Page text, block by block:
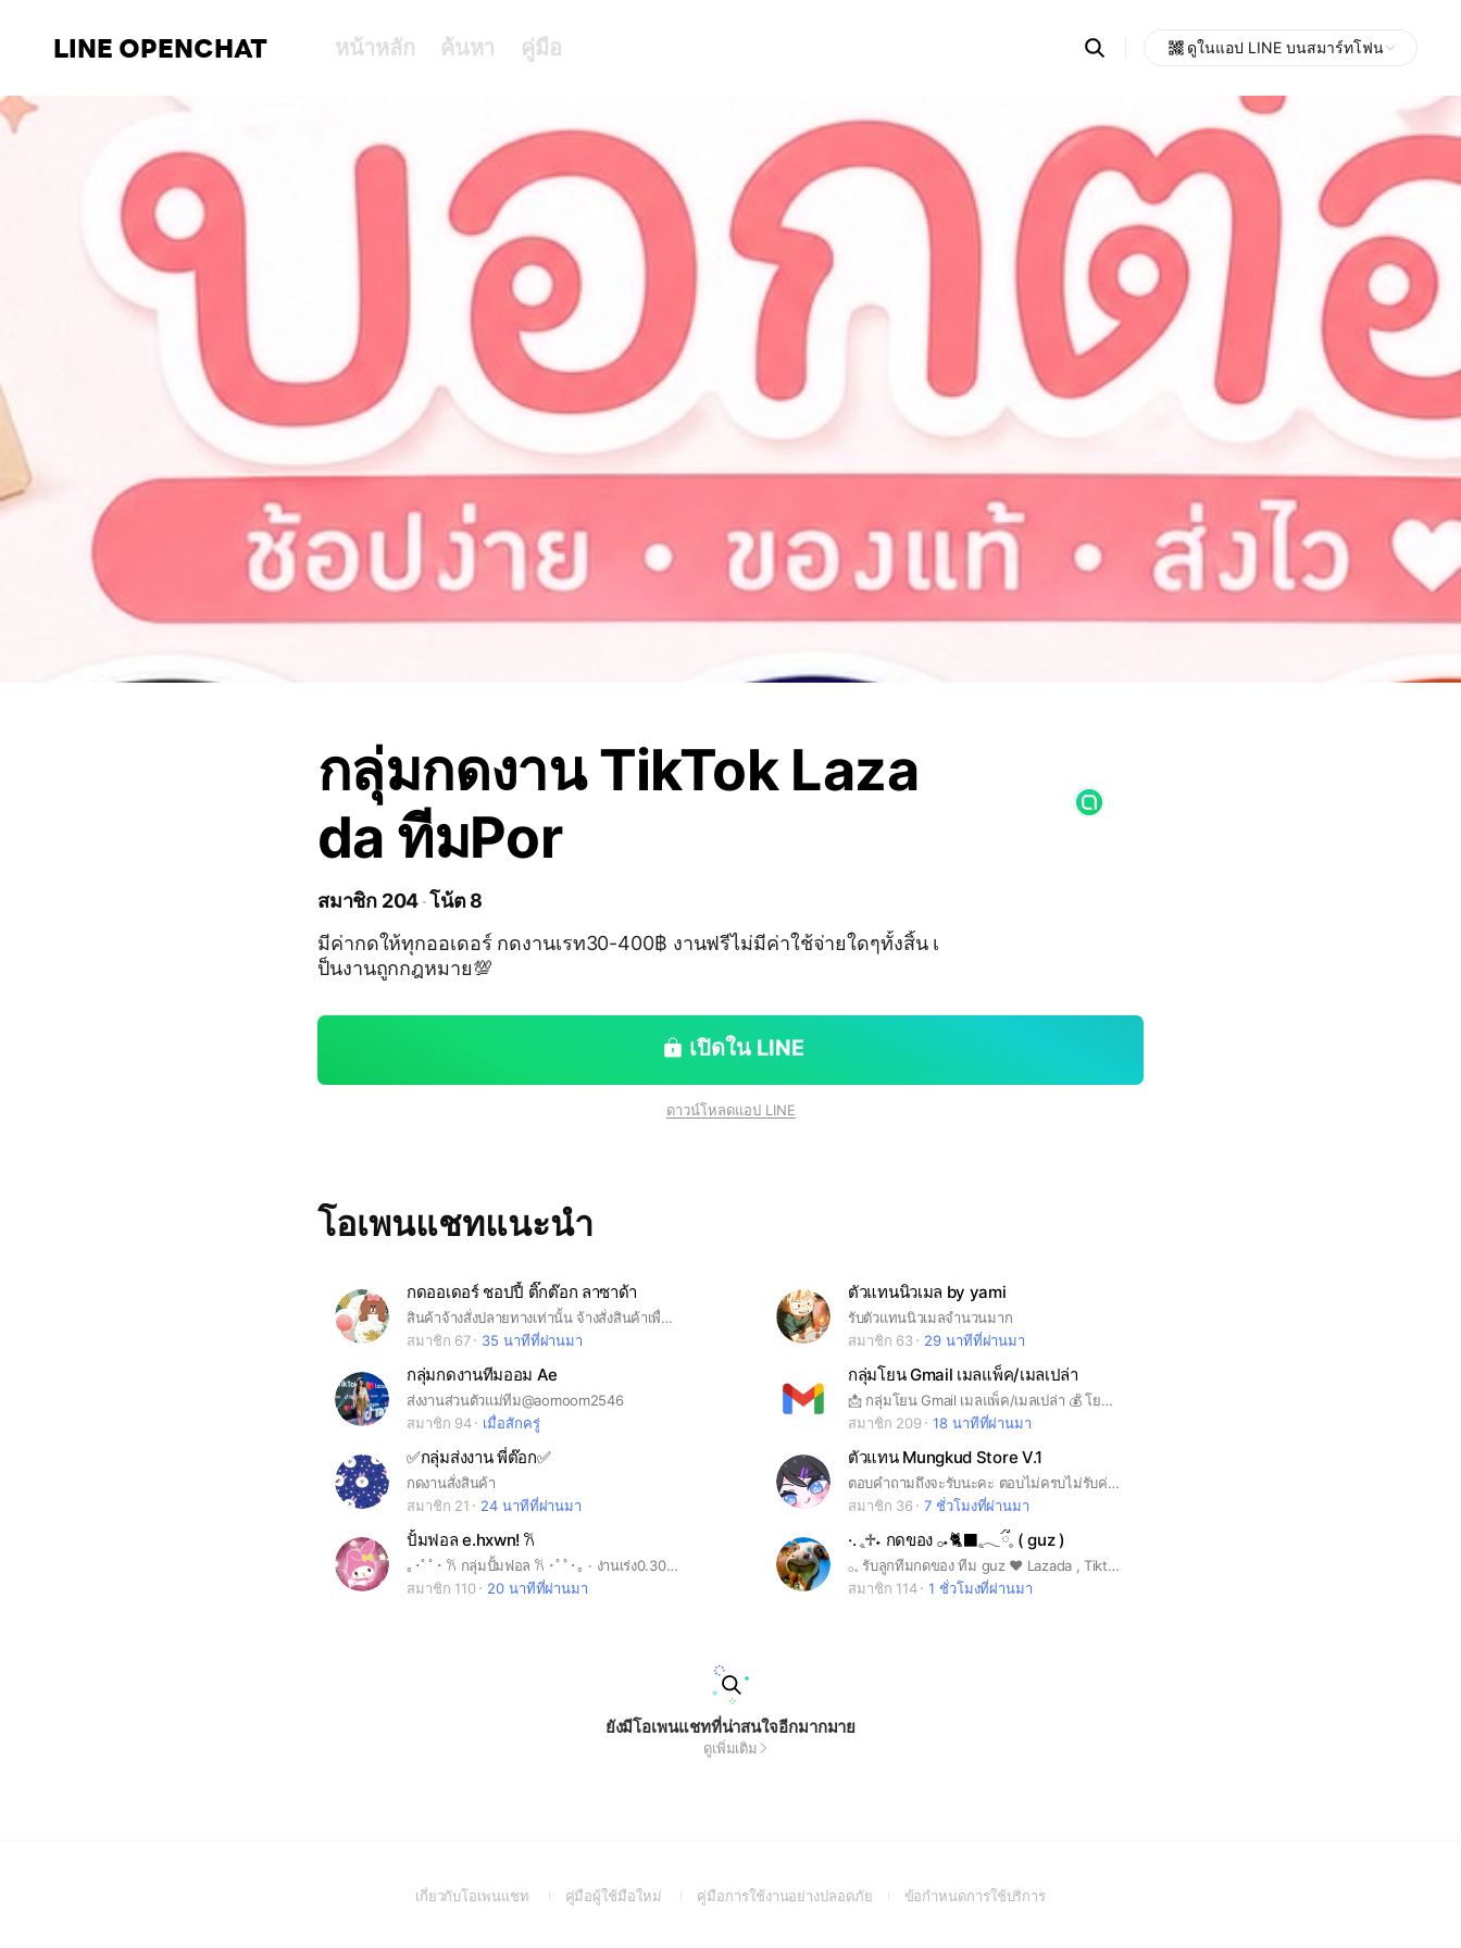
LINE OPENCHAT หน้าหลัก ค้นหา คู่มือ Search
OpenChatsดูในแอป LINE บนสมาร์ทโฟน
กลุ่มกดงาน TikTok Laza
da ทีมPor
สมาชิก 204 โน้ต 8
มีค่ากดให้ทุกออเดอร์ กดงานเรท30-400฿ งานฟรีไม่มีค่าใช้จ่ายใดๆทั้งสิ้น เ
ป็นงานถูกกฎหมาย💯
เปิดใน LINE
ดาวน์โหลดแอป LINE
โอเพนแชทแนะนำ
กดออเดอร์ ชอปปี้ ติ๊กต๊อก ลาซาด้า
สินค้าจ้างสั่งปลายทางเท่านั้น จ้างสั่งสินค้าเพื่อนำไปขาย ของถึงปลายทางจะได้รับค่ากด งานตามที่แจ้งเลยค่ะ รับสมัคร ลูกทีมจำนวนมากค่ะ ไม่ได้มีแค่กดโทรศัพท์ งานมีหลากหลาย เรทขั้นต่ำ20-500++ แคมเปญนึงกดได้เยอะก็ได้หลักพัน++ งานเสริมต่างๆ เรท30++ แล้วแต่สินค้าลด งานถูกกฎหมาย
สมาชิก 67
35 นาทีที่ผ่านมา
ตัวแทนนิวเมล by yami
รับตัวแทนนิวเมลจำนวนมาก
สมาชิก 63
29 นาทีที่ผ่านมา
กลุ่มกดงานทีมออม Ae
ส่งงานส่วนตัวแม่ทีม@aomoom2546
สมาชิก 94
เมื่อสักครู่
กลุ่มโยน Gmail เมลแพ็ค/เมลเปล่า
📩 กลุ่มโยน Gmail เมลแพ็ค/เมลเปล่า 💰 โยน 10-25 บาท/เมล 📌 กติกากลุ่ม โพสต์เฉพาะเรื่อง Gmail เท่านั้น ห้ามสแปม / ห้ามขายของอื่น 📲 กดเข้ากลุ่มได้เลย โกง=แบน
สมาชิก 209
18 นาทีที่ผ่านมา
✅กลุ่มส่งงาน พี่ต๊อก✅
กดงานสั่งสินค้า
สมาชิก 21
24 นาทีที่ผ่านมา
ตัวแทน Mungkud Store V.1
ตอบคำถามถึงจะรับนะคะ ตอบไม่ครบไม่รับค่ะ รับตัวแทนแอพพรีเมี่ยม จำนวนมาก เรทส่ง เริ่มต้น 6฿ งับ
สมาชิก 36
7 ชั่วโมงที่ผ่านมา
ปั้มฟอล e.hxwn! 𐙚
｡･ﾟﾟ･ 𐙚 กลุ่มปั้มฟอล 𐙚 ･ﾟﾟ･｡ · ݁งานเร่ง0.30 𓂂݁ ּ ☆𓈒 ݁ ݂ งานปกติ0.25 ˙． .𓂃 ࣪˖ ִֶָ𐙚 ִֶָ˖ ࣪𓂃⊹˚｡˚ ☁︎ ˚｡⋆ · · ┈เข้ามาแล้วทำงานด้วยนะจ๊ะ┈ · · 𓂃 ࣪˖ ִֶָ𐙚 ִֶָ˖ ࣪𓂃
สมาชิก 110
20 นาทีที่ผ่านมา
·. 𓈒ִ♱˖ กดของ 𓂂˖🐈‍⬛𓈒ִ𓂃ֺྀ𓈒 ( guz )
𓂂𓈒 รับลูกทีมกดของ ทีม guz ❤︎ Lazada , Tiktok 𓈒ִ𓂃ֺྀ𓈒 ⠀𓈒 ⠀ ‎יִ รายได้ 50 - 400 🆙 𓂂˖𓈒ִ♱ มีที่อยู่ให้ มีคนรับจริง งานกดเก็บปลายทาง งานจะมาทุก Double Day Sale และ Payday 𓈒 ⠀★ ᱸ ⇣เข้ามาแล้วรันบอต݁ อ่านรายละเอียดในโน๊ตด้วยนะคะ %̫ ׂׂׂׂ⠀ ♰ วิธีตั้งชื่อ คือ ชื่อจริง ตามด้วย guz 𓈒ִ
สมาชิก 114
1 ชั่วโมงที่ผ่านมา
ยังมีโอเพนแชทที่น่าสนใจอีกมากมาย
ดูเพิ่มเติม
เกี่ยวกับโอเพนแชท
(Openคู่มือผู้ใช้มือใหม่
(Openคู่มือการใช้งานอย่างปลอดภัย(Openข้อกำหนดการใช้บริการ(Open